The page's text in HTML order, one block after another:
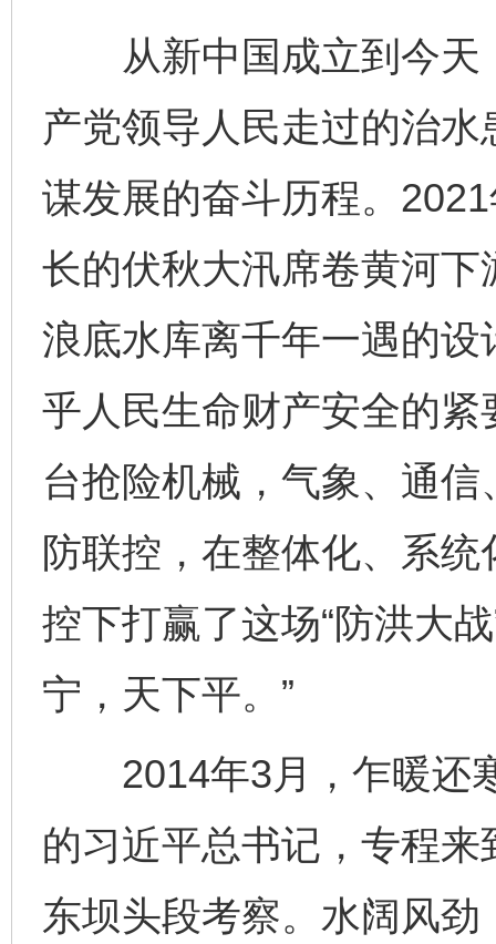
从新中国成立到今天
产党领导人民走过的治
谋发展的奋斗历程。
长的伏秋大汛席卷黄河
浪底水库离千年一遇的
乎人民生命财产安全的
台抢险机械，气象、通
防联控，在整体化、系
控下打赢了这场“防洪大
宁，天下平。”
2014年3月，乍暖还
的习近平总书记，专程
东坝头段考察。水阔风